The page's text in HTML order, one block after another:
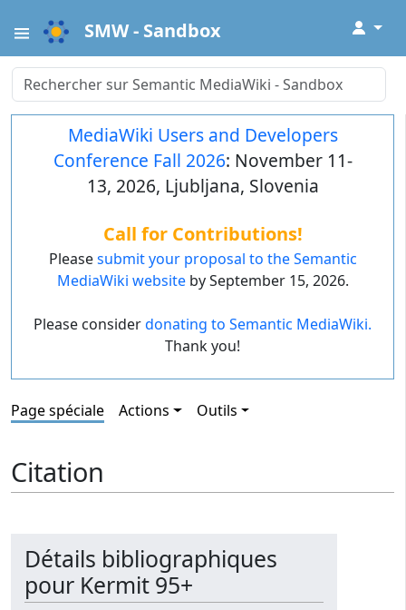
SMW - Sandbox ↓
MediaWiki Users and Developers
Conference Fall 2026: November 11-
13, 2026, Ljubljana, Slovenia
Call for Contributions!
Pleasesubmit your proposal to the Semantic
MediaWiki websiteby September 15, 2026.
Please considerdonating to Semantic MediaWiki.
Thank you!
Page spéciale Actions Outils
Citation
Détails bibliographiques
pour Kermit 95+